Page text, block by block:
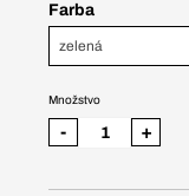
Farba
zelená
Množstvo
- +